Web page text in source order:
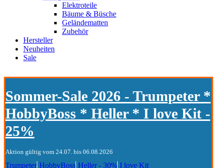
Elektroteile
Bäume & Büsche
Geländematten
Zubehör
Hersteller
Neuheiten
Sale
Sommer-Sale 2026 - Trumpeter *
HobbyBoss * Heller * I love Kit -
25%
Aktion gültig vom 24.07. bis 06.08.2026
Trumpeter HobbyBoss Heller - 30% I love Kit